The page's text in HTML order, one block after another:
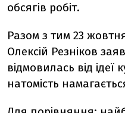
обсягів робіт.
Разом з тим 23
Олексій Резніков
відмовилась від ідеї
натомість